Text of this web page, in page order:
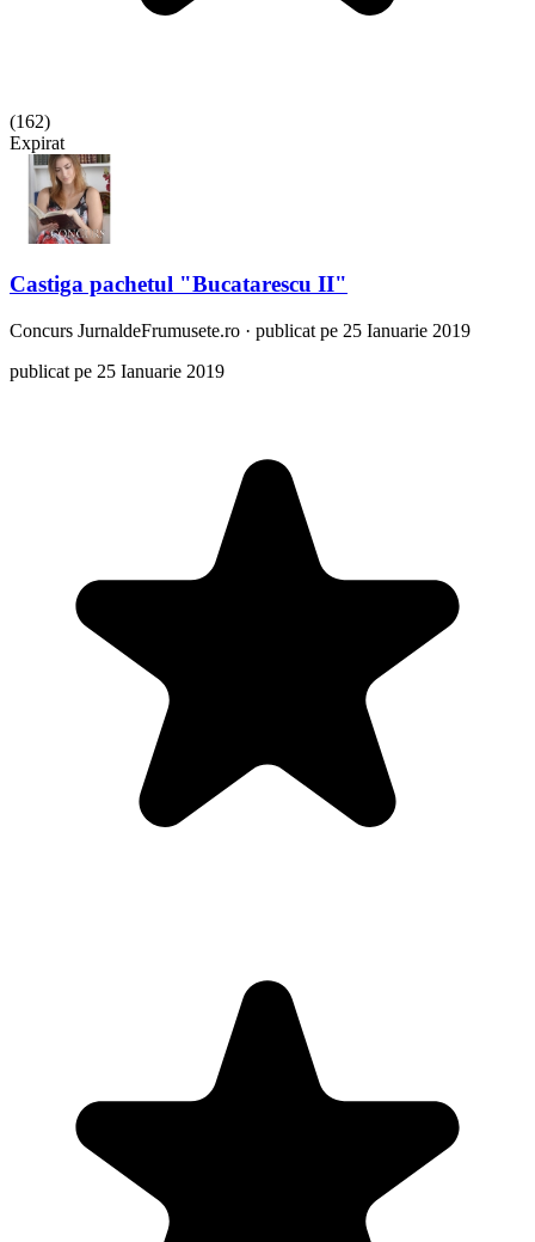
(162)
Expirat
Castiga pachetul "Bucatarescu II"
Concurs JurnaldeFrumusete.ro · publicat pe 25 Ianuarie 2019
publicat pe 25 Ianuarie 2019